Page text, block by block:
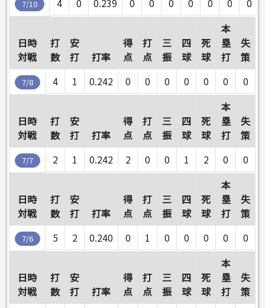
7/10 4 0 0.239 0 0 0 0 0 0 0
日時
対戦
打
数
安
打
打率
得
点
打
点
三
振
四
球
死
球
本
塁
打
失
策
7/8 4 1 0.242 0 0 0 0 0 0 0
日時
対戦
打
数
安
打
打率
得
点
打
点
三
振
四
球
死
球
本
塁
打
失
策
7/7 2 1 0.242 2 0 0 1 2 0 0
日時
対戦
打
数
安
打
打率
得
点
打
点
三
振
四
球
死
球
本
塁
打
失
策
7/6 5 2 0.240 0 1 0 0 0 0 0
日時
対戦
打
数
安
打
打率
得
点
打
点
三
振
四
球
死
球
本
塁
打
失
策